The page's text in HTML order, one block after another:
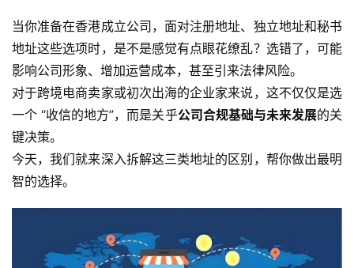
当你准备在香港成立公司，面对注册地址、独立地址和秘书
地址这些选项时，是不是感觉有点眼花缭乱？选错了，可能
影响公司形象、增加运营成本，甚至引来法律风险。
对于跨境电商卖家或初次出海的企业家来说，这不仅仅是选
一个 “收信的地方”，而是关乎公司合规基础与未来发展的关
键决策。
今天，我们就来深入拆解这三类地址的区别，帮你做出最明
智的选择。